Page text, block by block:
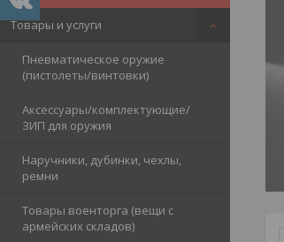
Товары и услуги
Пневматическое оружие
(пистолеты/винтовки)
Аксессуары/комплектующие/
ЗИП для оружия
Наручники, дубинки, чехлы,
ремни
Товары военторга (вещи с
армейских складов)